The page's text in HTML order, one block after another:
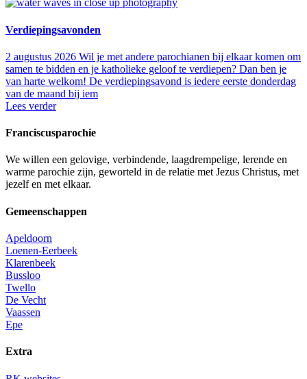
Verdiepingsavonden
2 augustus 2026 Wil je met andere parochianen bij elkaar komen om
samen te bidden en je katholieke geloof te verdiepen? Dan ben je
van harte welkom! De verdiepingsavond is iedere eerste donderdag
van de maand bij iem
Lees verder
Franciscusparochie
We willen een gelovige, verbindende, laagdrempelige, lerende en
warme parochie zijn, geworteld in de relatie met Jezus Christus, met
jezelf en met elkaar.
Gemeenschappen
Apeldoorn
Loenen-Eerbeek
Klarenbeek
Bussloo
Twello
De Vecht
Vaassen
Epe
Extra